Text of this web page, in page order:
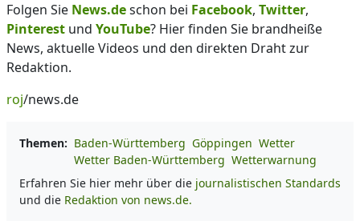
Folgen Sie News.deschon bei Facebook, Twitter,
Pinterest und YouTube? Hier finden Sie brandheiße
News, aktuelle Videos und den direkten Draht zur
Redaktion.
roj/news.de
Themen: Baden-Württemberg Göppingen Wetter
Wetter Baden-Württemberg Wetterwarnung
Erfahren Sie hier mehr über die journalistischen Standards
und die Redaktion von news.de.